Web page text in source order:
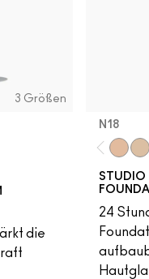
3 Größen
die
N18
STUDIO
24